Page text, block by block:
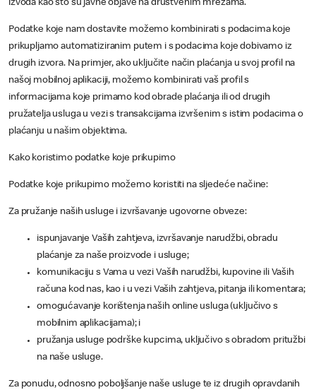
izvoda kao što su javne objave na društvenim mrežama.
Podatke koje nam dostavite možemo kombinirati s podacima koje
prikupljamo automatiziranim putem i s podacima koje dobivamo iz
drugih izvora. Na primjer, ako uključite način plaćanja u svoj profil na
našoj mobilnoj aplikaciji, možemo kombinirati vaš profil s
informacijama koje primamo kod obrade plaćanja ili od drugih
pružatelja usluga u vezi s transakcijama izvršenim s istim podacima o
plaćanju u našim objektima.
Kako koristimo podatke koje prikupimo
Podatke koje prikupimo možemo koristiti na sljedeće načine:
Za pružanje naših usluge i izvršavanje ugovorne obveze:
ispunjavanje Vaših zahtjeva, izvršavanje narudžbi, obradu
plaćanje za naše proizvode i usluge;
komunikaciju s Vama u vezi Vaših narudžbi, kupovine ili Vaših
računa kod nas, kao i u vezi Vaših zahtjeva, pitanja ili komentara;
omogućavanje korištenja naših online usluga (uključivo s
mobilnim aplikacijama); i
pružanja usluge podrške kupcima, uključivo s obradom pritužbi
na naše usluge.
Za ponudu, odnosno poboljšanje naše usluge te iz drugih opravdanih